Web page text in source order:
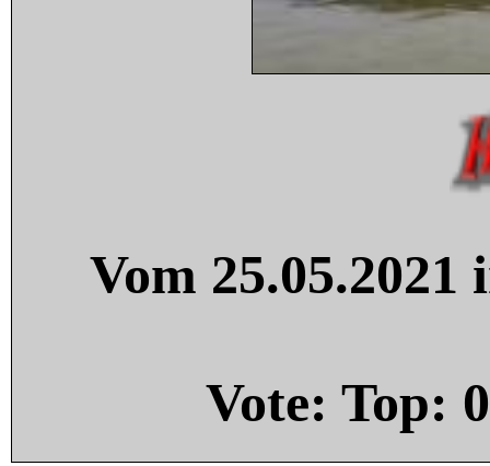
Vom
Vote: Top: 0